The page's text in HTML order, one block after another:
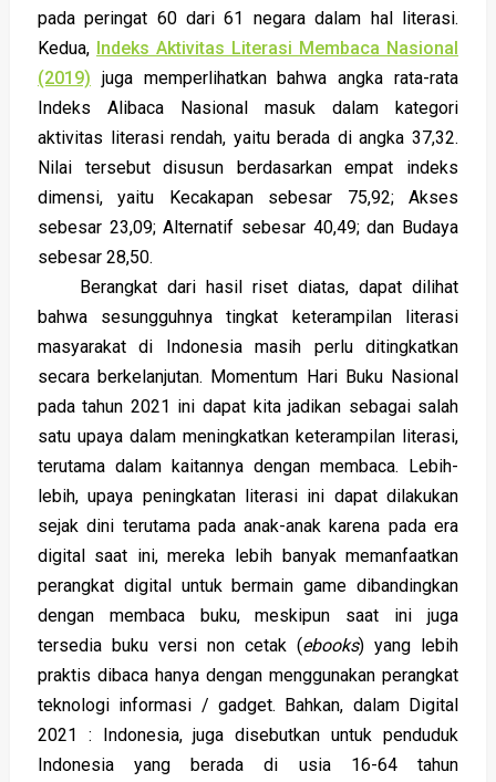
pada peringat 60 dari 61 negara dalam hal literasi.
Kedua, Indeks Aktivitas Literasi Membaca Nasional
(2019) juga memperlihatkan bahwa angka rata-rata
Indeks Alibaca Nasional masuk dalam kategori
aktivitas literasi rendah, yaitu berada di angka 37,32.
Nilai tersebut disusun berdasarkan empat indeks
dimensi, yaitu Kecakapan sebesar 75,92; Akses
sebesar 23,09; Alternatif sebesar 40,49; dan Budaya
sebesar 28,50.
Berangkat dari hasil riset diatas, dapat dilihat
bahwa sesungguhnya tingkat keterampilan literasi
masyarakat di Indonesia masih perlu ditingkatkan
secara berkelanjutan. Momentum Hari Buku Nasional
pada tahun 2021 ini dapat kita jadikan sebagai salah
satu upaya dalam meningkatkan keterampilan literasi,
terutama dalam kaitannya dengan membaca. Lebih-
lebih, upaya peningkatan literasi ini dapat dilakukan
sejak dini terutama pada anak-anak karena pada era
digital saat ini, mereka lebih banyak memanfaatkan
perangkat digital untuk bermain game dibandingkan
dengan membaca buku, meskipun saat ini juga
tersedia buku versi non cetak (ebooks) yang lebih
praktis dibaca hanya dengan menggunakan perangkat
teknologi informasi / gadget. Bahkan, dalam Digital
2021 : Indonesia, juga disebutkan untuk penduduk
Indonesia yang berada di usia 16-64 tahun